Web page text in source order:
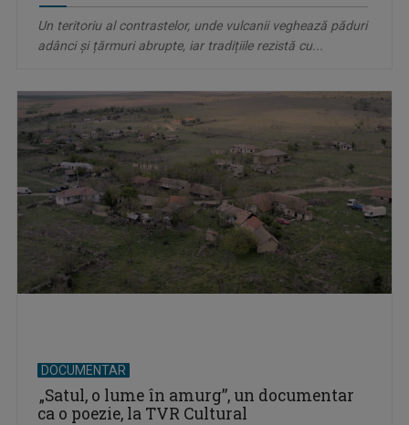
Un teritoriu al contrastelor, unde vulcanii veghează păduri
adânci și țărmuri abrupte, iar tradițiile rezistă cu...
DOCUMENTAR
„Satul, o lume în amurg”, un documentar
ca o poezie, la TVR Cultural